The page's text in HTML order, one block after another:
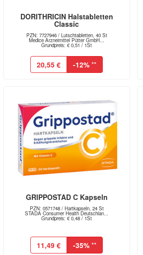
DORITHRICIN Halstabletten
Classic
PZN: 7727946 / Lutschtabletten, 40 St
Medice Arzneimittel Pütter GmbH...
Grundpreis: € 0,51 / 1St
20,55 € -12% **
GRIPPOSTAD C Kapseln
PZN: 0571748 / Hartkapseln, 24 St
STADA Consumer Health Deutschlan...
Grundpreis: € 0,48 / 1St
11,49 € -35% **